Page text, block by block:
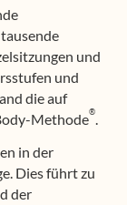
und
und
die auf
Methode®.
in der
Dies führt zu
der